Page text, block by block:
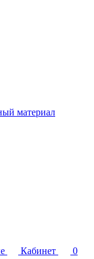
материал
Кабинет
0